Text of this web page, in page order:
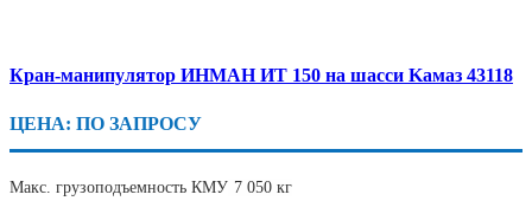
Кран-манипулятор ИНМАН ИТ 150 на шасси Kамаз 43118
ЦЕНА: ПО ЗАПРОСУ
Макс. грузоподъемность КМУ 7 050 кг